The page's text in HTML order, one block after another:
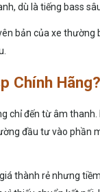
dù là tiếng bass
bản của xe
Chính Hãng?
chỉ đến từ âm
đầu tư vào
thành rẻ nhưng